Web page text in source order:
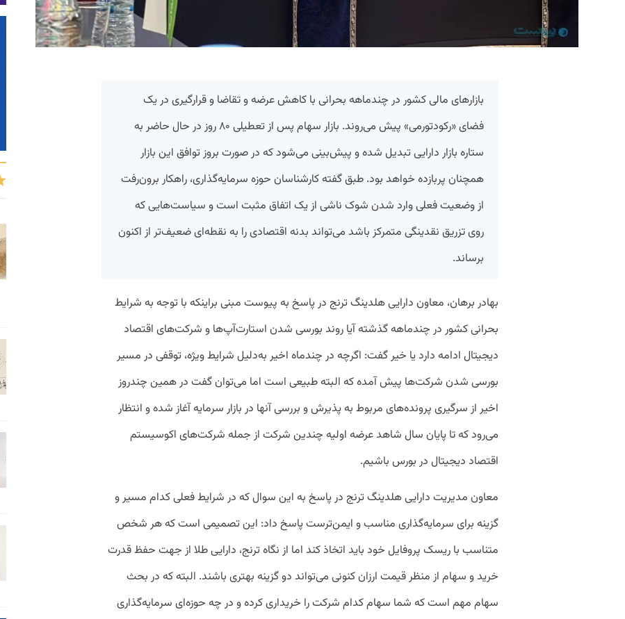
بازارهای مالی کشور در چندماهه بحرانی با کاهش عرضه و تقاضا و قرارگیری در یک
فضای «رکودتورمی» پیش می‌روند. بازار سهام پس از تعطیلی ۸۰ روز در حال حاضر به
ستاره بازار دارایی تبدیل شده و پیش‌بینی‌ می‌شود که در صورت بروز توافق این بازار
همچنان پربازده‌ خواهد بود. طبق گفته کارشناسان حوزه سرمایه‌گذاری، راهکار برون‌رفت
از وضعیت فعلی وارد شدن شوک ناشی از یک اتفاق مثبت است و سیاست‌هایی که
روی تزریق نقدینگی متمرکز باشد می‌تواند بدنه اقتصادی را به نقطه‌ای ضعیف‌تر از اکنون
برساند.
بهادر برهان، معاون دارایی هلدینگ ترنج در پاسخ به پیوست مبنی براینکه با توجه به شرایط
بحرانی کشور در چندماهه گذشته آیا روند بورسی شدن استارت‌آپ‌ها و شرکت‌های اقتصاد
دیجیتال ادامه دارد یا خیر گفت: اگرچه در چندماه اخیر به‌دلیل شرایط ویژه، توقفی در مسیر
بورسی شدن شرکت‌ها پیش آمده که البته طبیعی است اما می‌توان گفت در همین چندروز
اخیر از سرگیری پرونده‌های مربوط به پذیرش و بررسی آنها در بازار سرمایه آغاز شده و انتظار
می‌رود که تا پایان سال شاهد عرضه اولیه چندین شرکت از جمله شرکت‌های اکوسیستم
اقتصاد دیجیتال در بورس باشیم.
معاون مدیریت دارایی هلدینگ ترنج در پاسخ به این سوال که در شرایط فعلی کدام مسیر و
گزینه برای سرمایه‌گذاری مناسب و ایمن‌ترست پاسخ داد: این تصمیمی است که هر شخص
متناسب با ریسک پروفایل خود باید اتخاذ کند اما از نگاه ترنج، دارایی طلا از جهت حفظ قدرت
خرید و سهام از منظر قیمت ارزان کنونی می‌تواند دو گزینه‌ بهتری باشند. البته که در بحث
سهام مهم است که شما سهام کدام شرکت را خریداری کرده و در چه حوزه‌ای سرمایه‌گذاری